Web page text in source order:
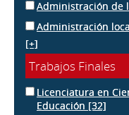
Administración de
Administración
[+]
Trabajos Finales
Licenciatura en
Educación [32]